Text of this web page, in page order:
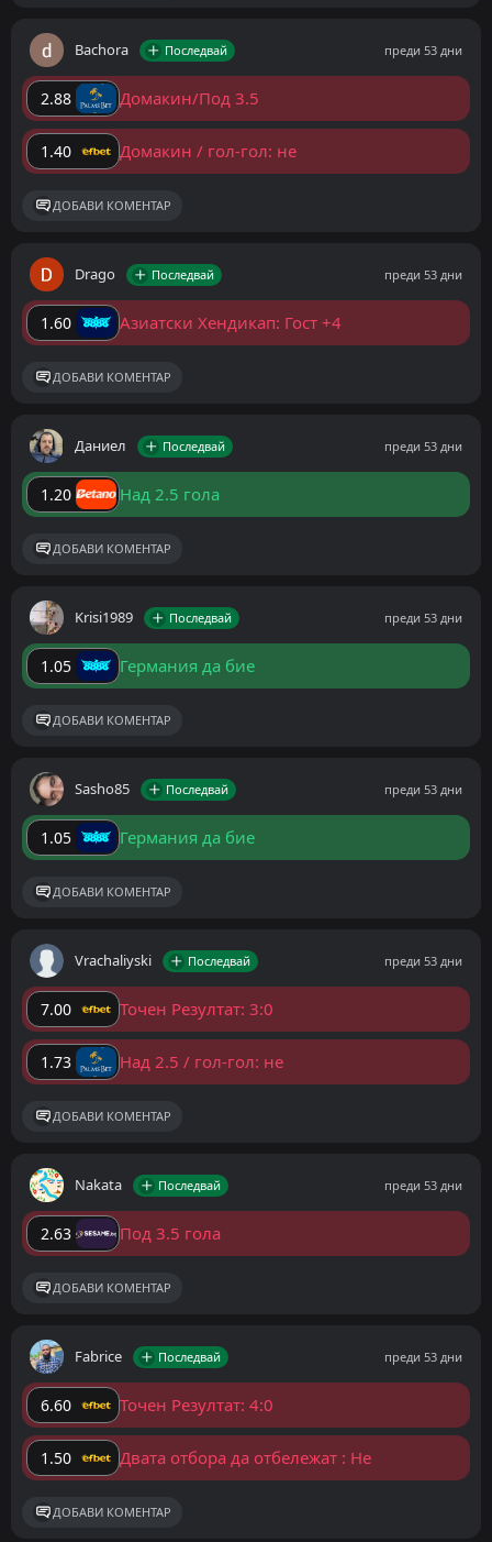
Bachora Последвай преди 53 дни
2.88 Домакин/Под 3.5
1.40 Домакин / гол-гол: не
ДОБАВИ КОМЕНТАР
Drago Последвай преди 53 дни
1.60 Азиатски Хендикап: Гост +4
ДОБАВИ КОМЕНТАР
Даниел Последвай преди 53 дни
1.20 Над 2.5 гола
ДОБАВИ КОМЕНТАР
Krisi1989 Последвай преди 53 дни
1.05 Германия да бие
ДОБАВИ КОМЕНТАР
Sasho85 Последвай преди 53 дни
1.05 Германия да бие
ДОБАВИ КОМЕНТАР
Vrachaliyski Последвай преди 53 дни
7.00 Точен Резултат: 3:0
1.73 Над 2.5 / гол-гол: не
ДОБАВИ КОМЕНТАР
Nakata Последвай преди 53 дни
2.63 Под 3.5 гола
ДОБАВИ КОМЕНТАР
Fabrice Последвай преди 53 дни
6.60 Точен Резултат: 4:0
1.50 Двата отбора да отбележат : Не
ДОБАВИ КОМЕНТАР